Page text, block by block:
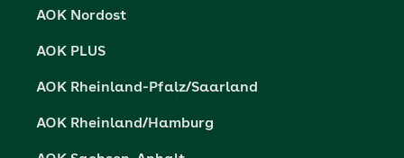
AOK Nordost
AOK PLUS
AOK Rheinland-Pfalz/Saarland
AOK Rheinland/Hamburg